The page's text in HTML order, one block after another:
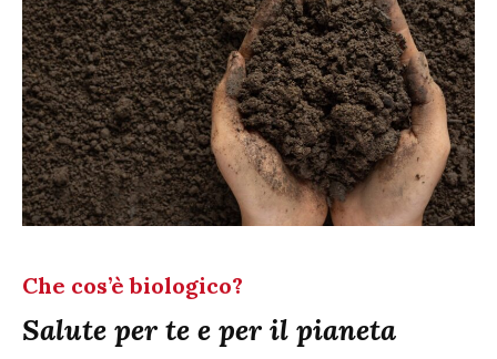
Che cos’è biologico?
Salute per te e per il pianeta